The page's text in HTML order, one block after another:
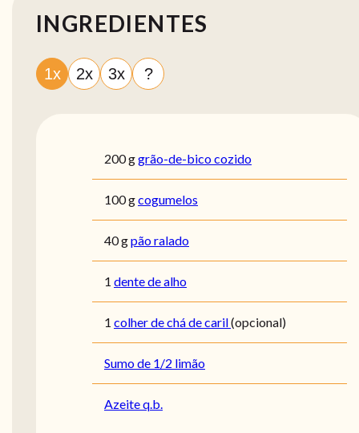
INGREDIENTES
1x 2x 3x ?
200ggrão-de-bico cozido
100gcogumelos
40gpão ralado
1 dente de alho
1 colher de chá de caril(opcional)
Sumo de 1/2 limão
Azeite q.b.